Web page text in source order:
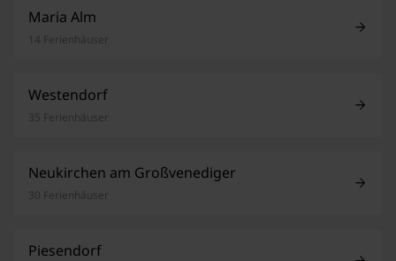
Maria Alm
14 Ferienhäuser
Westendorf
35 Ferienhäuser
Neukirchen am Großvenediger
30 Ferienhäuser
Piesendorf